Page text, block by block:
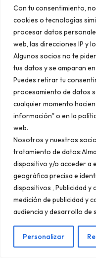
Con tu consentimiento,
cookies o tecnologías
procesar datos
web, las direcciones IP y
Algunos socios no te
tus datos y se amparan
Puedes retirar tu
procesamiento de datos
cualquier momento
información'' o en la
web.
Nosotros y nuestros
tratamiento de
dispositivo y/o acceder a
geográfica precisa e
dispositivos , Publicidad
medición de publicidad y
audiencia y desarrollo de
Personalizar
ejecutada debe
valores del
influencer,
que no caducan),
(alcance,
código de
posible, vídeo
Casos
turismo